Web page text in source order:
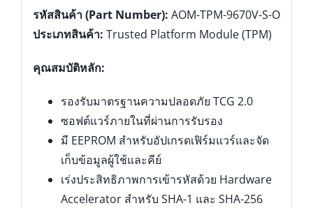
รหัสสินค้า (Part Number): AOM-TPM-9670V-S-O
ประเภทสินค้า: Trusted Platform Module (TPM)
คุณสมบัติหลัก:
รองรับมาตรฐานความปลอดภัย TCG 2.0
ซอฟต์แวร์ภายในที่ผ่านการรับรอง
มี EEPROM สำหรับอัปเกรดเฟิร์มแวร์และจัด
เก็บข้อมูลผู้ใช้และคีย์
เร่งประสิทธิภาพการเข้ารหัสด้วย Hardware
Accelerator สำหรับ SHA-1 และ SHA-256